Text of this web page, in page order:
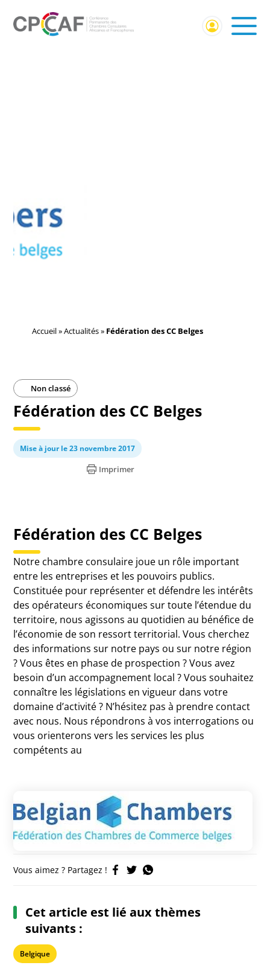
Accueil»Actualités» Fédération des CC Belges
Non classé
Fédération des CC Belges
Mise à jour le 23 novembre 2017
Imprimer
Fédération des CC Belges
Notre chambre consulaire joue un rôle important
entre les entreprises et les pouvoirs publics.
Constituée pour représenter et défendre les intérêts
des opérateurs économiques sur toute l’étendue du
territoire, nous agissons au quotidien au bénéfice de
l’économie de son ressort territorial. Vous cherchez
des informations sur notre pays ou sur notre région
? Vous êtes en phase de prospection ? Vous avez
besoin d’un accompagnement local ? Vous souhaitez
connaître les législations en vigueur dans votre
domaine d’activité ? N’hésitez pas à prendre contact
avec nous. Nous répondrons à vos interrogations ou
vous orienterons vers les services les plus
compétents au
Vous aimez ? Partagez !
Cet article est lié aux thèmes
suivants :
Belgique